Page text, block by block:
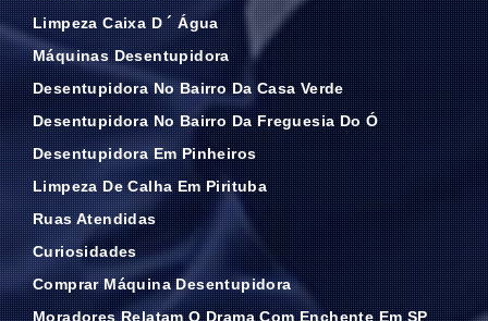
Limpeza Caixa D ´ Água
Máquinas Desentupidora
Desentupidora No Bairro Da Casa Verde
Desentupidora No Bairro Da Freguesia Do Ó
Desentupidora Em Pinheiros
Limpeza De Calha Em Pirituba
Ruas Atendidas
Curiosidades
Comprar Máquina Desentupidora
Moradores Relatam O Drama Com Enchente Em SP